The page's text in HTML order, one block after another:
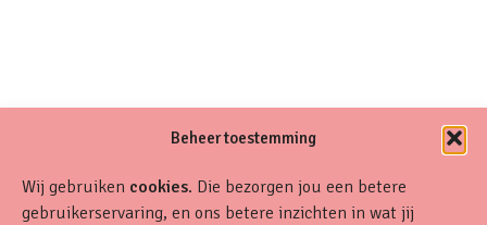
Beheer toestemming
Wij gebruiken cookies. Die bezorgen jou een betere
gebruikerservaring, en ons betere inzichten in wat jij